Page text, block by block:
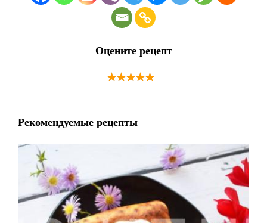
Оцените рецепт
Рекомендуемые рецепты